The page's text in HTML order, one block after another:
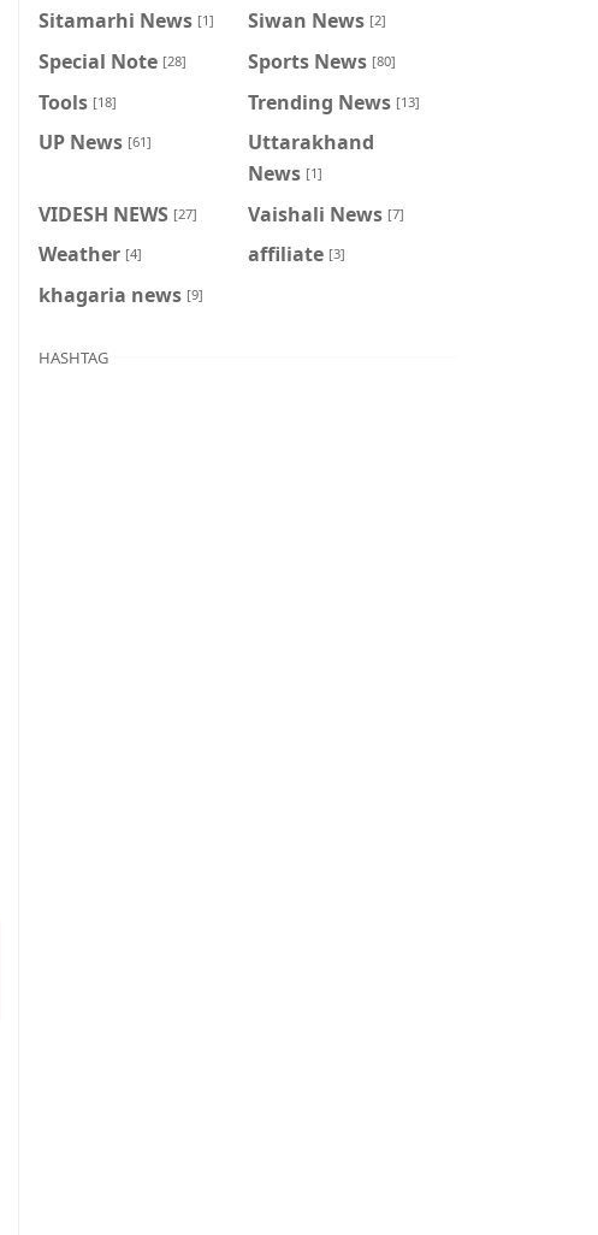
Sitamarhi News [1] Siwan News [2]
Special Note [28] Sports News [80]
Tools [18] Trending News [13]
UP News [61]
Uttarakhand
News [1]
VIDESH NEWS [27] Vaishali News [7]
Weather [4] affiliate [3]
khagaria news [9]
HASHTAG